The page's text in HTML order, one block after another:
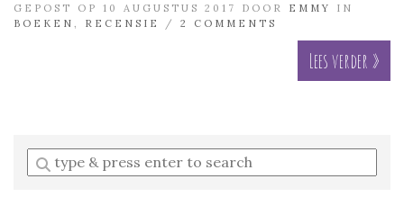
GEPOST OP 10 AUGUSTUS 2017 DOOR EMMY
IN
BOEKEN
RECENSIE / 2 COMMENTS
Lees verder »
Enter
a